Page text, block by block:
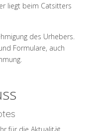
liegt beim Catsitters
des Urhebers.
Formulare, auch